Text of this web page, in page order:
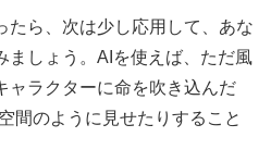
たら、次は少し応用して、あな
ましょう。AIを使えば、ただ風
ャラクターに命を吹き込んだ
間のように見せたりすること